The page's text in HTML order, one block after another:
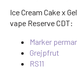
Ice Cream Cake x
vape Reserve CDT:
Marker
Grejpfrut
RS11